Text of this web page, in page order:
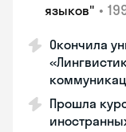
языков" •
Окончила
Прошла